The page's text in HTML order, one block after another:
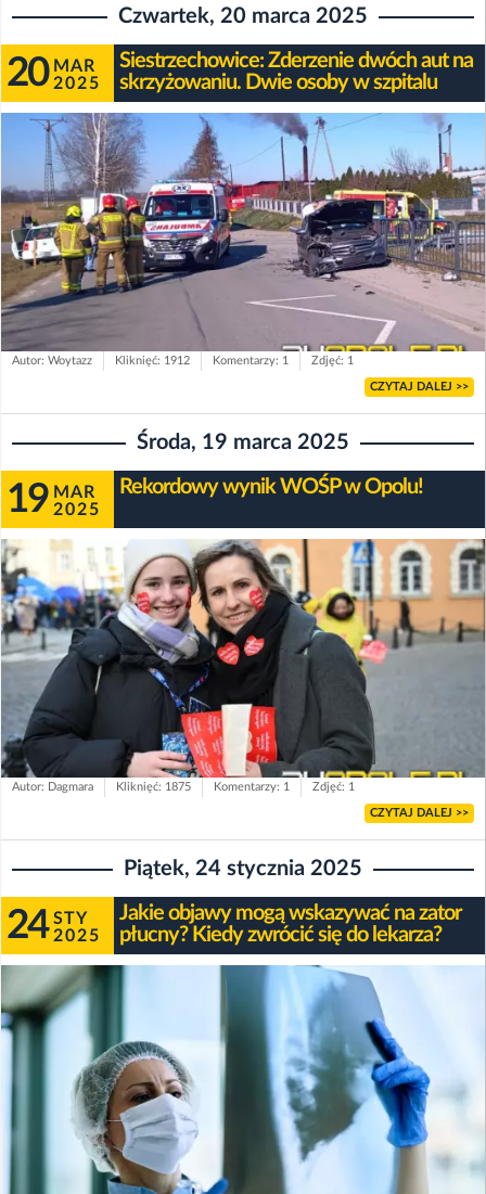
Czwartek, 20 marca 2025
20 MAR
2025
Siestrzechowice: Zderzenie dwóch aut na
skrzyżowaniu. Dwie osoby w szpitalu
Autor: Woytazz Kliknięć: 1912 Komentarzy: 1 Zdjęć: 1
CZYTAJ DALEJ >>
Środa, 19 marca 2025
19 MAR
2025
Rekordowy wynik WOŚP w Opolu!
Autor: Dagmara Kliknięć: 1875 Komentarzy: 1 Zdjęć: 1
CZYTAJ DALEJ >>
Piątek, 24 stycznia 2025
24 STY
2025
Jakie objawy mogą wskazywać na zator
płucny? Kiedy zwrócić się do lekarza?